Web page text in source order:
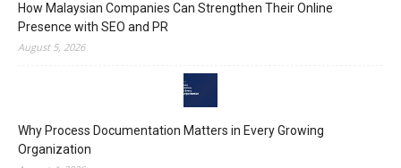
How Malaysian Companies Can Strengthen Their Online
Presence with SEO and PR
August 5, 2026
Why Process Documentation Matters in Every Growing
Organization